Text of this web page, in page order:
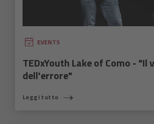
EVENTS
TEDxYouth Lake of Como - "Il
dell'errore"
Leggi tutto